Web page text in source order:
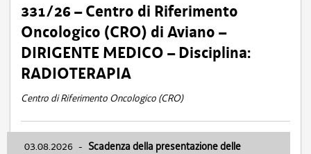
331/26 – Centro di Riferimento
Oncologico (CRO) di Aviano –
DIRIGENTE MEDICO – Disciplina:
RADIOTERAPIA
Centro di Riferimento Oncologico (CRO)
03.08.2026 - Scadenza della presentazione delle